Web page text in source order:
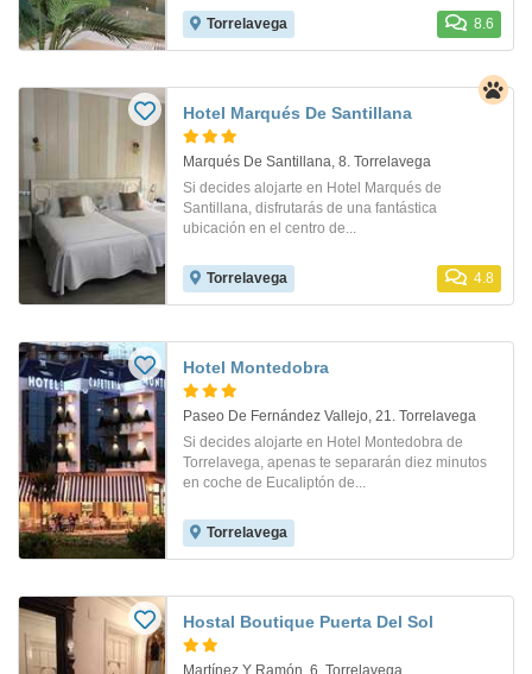
Torrelavega 8.6
Hotel Marqués De Santillana
Marqués De Santillana, 8. Torrelavega
Si decides alojarte en Hotel Marqués de
Santillana, disfrutarás de una fantástica
ubicación en el centro de...
Torrelavega 4.8
Hotel Montedobra
Paseo De Fernández Vallejo, 21. Torrelavega
Si decides alojarte en Hotel Montedobra de
Torrelavega, apenas te separarán diez minutos
en coche de Eucaliptón de...
Torrelavega
Hostal Boutique Puerta Del Sol
Martínez Y Ramón, 6. Torrelavega